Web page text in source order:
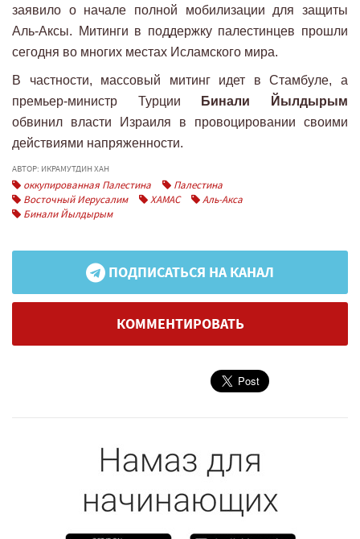
заявило о начале полной мобилизации для защиты
Аль-Аксы. Митинги в поддержку палестинцев прошли
сегодня во многих местах Исламского мира.
В частности, массовый митинг идет в Стамбуле, а
премьер-министр Турции
Бинали Йылдырым
обвинил власти Израиля в провоцировании своими
действиями напряженности.
АВТОР: ИКРАМУТДИН ХАН
оккупированная Палестина
Палестина
Восточный Иерусалим
ХАМАС
Аль-Акса
Бинали Йылдырым
ПОДПИСАТЬСЯ НА КАНАЛ
КОММЕНТИРОВАТЬ